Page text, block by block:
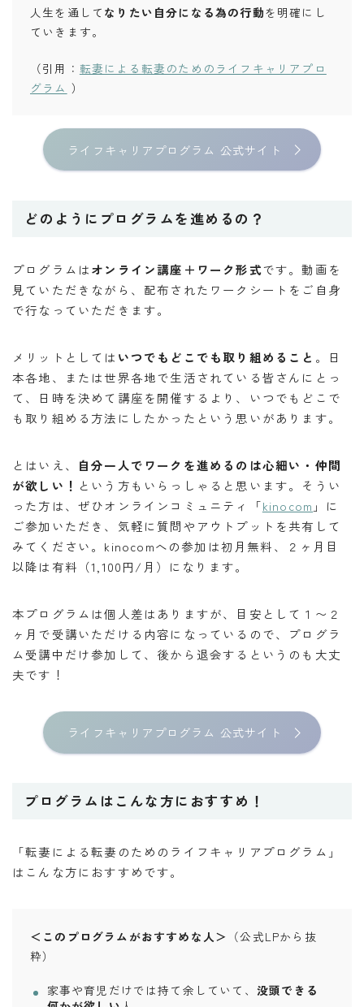
人生を通して なりたい自分になる為の行動を明確にし
ていきます。
（引用： 転妻による転妻のためのライフキャリアプロ
グラム ）
ライフキャリアプログラム 公式サイト
どのようにプログラムを進めるの？
プログラムはオンライン講座＋ワーク形式です。動画を
見ていただきながら、配布されたワークシートをご自身
で行なっていただきます。
メリットとしては いつでもどこでも取り組めること 。日
本各地、または世界各地で生活されている皆さんにとっ
て、日時を決めて講座を開催するより、いつでもどこで
も取り組める方法にしたかったという思いがあります。
とはいえ、 自分一人でワークを進めるのは心細い・仲間
が欲しい！ という方もいらっしゃると思います。そうい
った方は、ぜひオンラインコミュニティ「kinocom 」に
ご参加いただき、気軽に質問やアウトプットを共有して
みてください。kinocomへの参加は初月無料、２ヶ月目
以降は有料（1,100円/月）になります。
本プログラムは個人差はありますが、目安として１〜２
ヶ月で受講いただける内容になっているので、プログラ
ム受講中だけ参加して、後から退会するというのも大丈
夫です！
ライフキャリアプログラム 公式サイト
プログラムはこんな方におすすめ！
「転妻による転妻のためのライフキャリアプログラム」
はこんな方におすすめです。
＜このプログラムがおすすめな人＞ （公式LPから抜
粋）
家事や育児だけでは持て余していて、 没頭できる